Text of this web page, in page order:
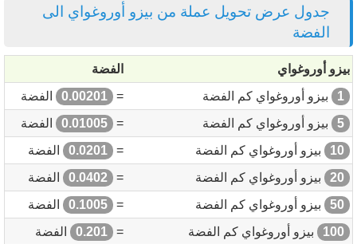
جدول عرض تحويل عملة من بيزو أوروغواي الى
الفضة
بيزو أوروغواي
الفضة
1
بيزو أوروغواي كم الفضة =
0.00201
الفضة
5
بيزو أوروغواي كم الفضة =
0.01005
الفضة
10
بيزو أوروغواي كم الفضة =
0.0201
الفضة
20
بيزو أوروغواي كم الفضة =
0.0402
الفضة
50
بيزو أوروغواي كم الفضة =
0.1005
الفضة
100
بيزو أوروغواي كم الفضة =
0.201
الفضة